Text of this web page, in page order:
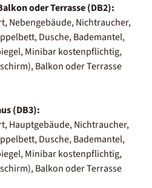
oder Terrasse (DB2):
Nebengebäude, Nichtraucher,
Dusche, Bademantel,
Minibar kostenpflichtig,
Balkon oder Terrasse
(DB3):
Hauptgebäude, Nichtraucher,
Dusche, Bademantel,
Minibar kostenpflichtig,
Balkon oder Terrasse